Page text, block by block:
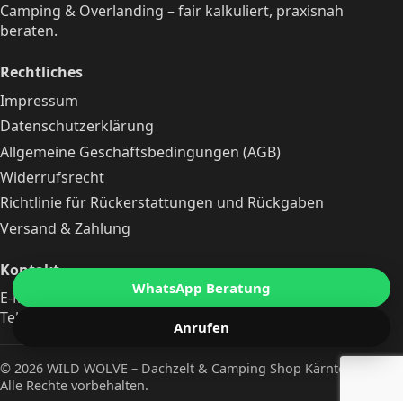
Camping & Overlanding – fair kalkuliert, praxisnah
beraten.
Rechtliches
Impressum
Datenschutzerklärung
Allgemeine Geschäftsbedingungen (AGB)
Widerrufsrecht
Richtlinie für Rückerstattungen und Rückgaben
Versand & Zahlung
Kontakt
E-Mail:
michaelleitgeb@zieh-mit-dem-wolf.at
Telefon:
© 2026 WILD WOLVE – Dachzelt & Camping Shop Kärnten —
Alle Rechte vorbehalten.
WhatsApp Beratung
Anrufen